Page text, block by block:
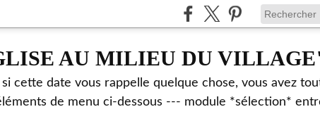
AU MILIEU DU
cette date vous rappelle quelque chose, vous avez
de menu ci-dessous --- module *sélection*